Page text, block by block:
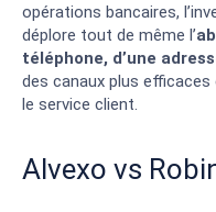
opérations bancaires,
déplore tout de même l’
téléphone, d’une
des canaux plus
le service client.
Alvexo vs